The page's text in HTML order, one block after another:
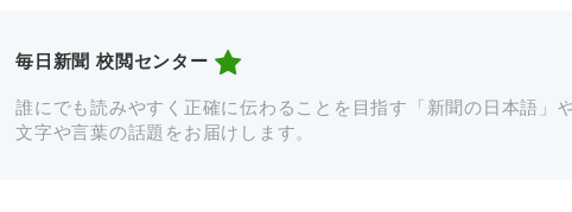
毎日新聞 校閲センター
誰にでも読みやすく正確に伝わることを目指す「新聞の日本語」
文字や言葉の話題をお届けします。